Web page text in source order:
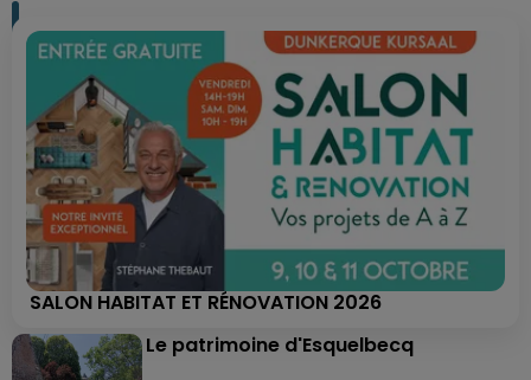
SALON HABITAT ET RÉNOVATION 2026
Le patrimoine d'Esquelbecq